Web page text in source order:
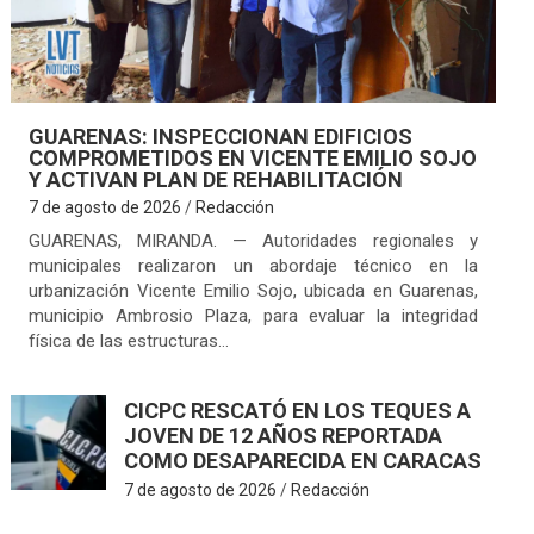
GUARENAS: INSPECCIONAN EDIFICIOS
COMPROMETIDOS EN VICENTE EMILIO SOJO
Y ACTIVAN PLAN DE REHABILITACIÓN
7 de agosto de 2026 Redacción
GUARENAS, MIRANDA. — Autoridades regionales y
municipales realizaron un abordaje técnico en la
urbanización Vicente Emilio Sojo, ubicada en Guarenas,
municipio Ambrosio Plaza, para evaluar la integridad
física de las estructuras…
CICPC RESCATÓ EN LOS TEQUES A
JOVEN DE 12 AÑOS REPORTADA
COMO DESAPARECIDA EN CARACAS
7 de agosto de 2026 Redacción